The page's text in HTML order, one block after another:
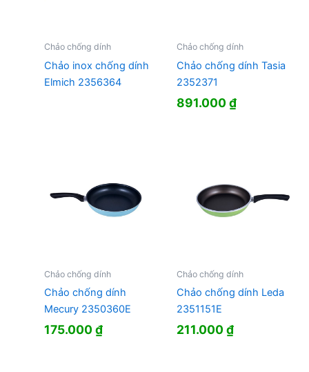
Chảo chống dính
Chảo inox chống dính
Elmich 2356364
Chảo chống dính
Chảo chống dính Tasia
2352371
891.000₫
Chảo chống dính
Chảo chống dính
Mecury 2350360E
175.000₫
Chảo chống dính
Chảo chống dính Leda
2351151E
211.000₫